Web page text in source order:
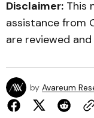
Disclaimer: This
assistance from
are reviewed
by Avareum